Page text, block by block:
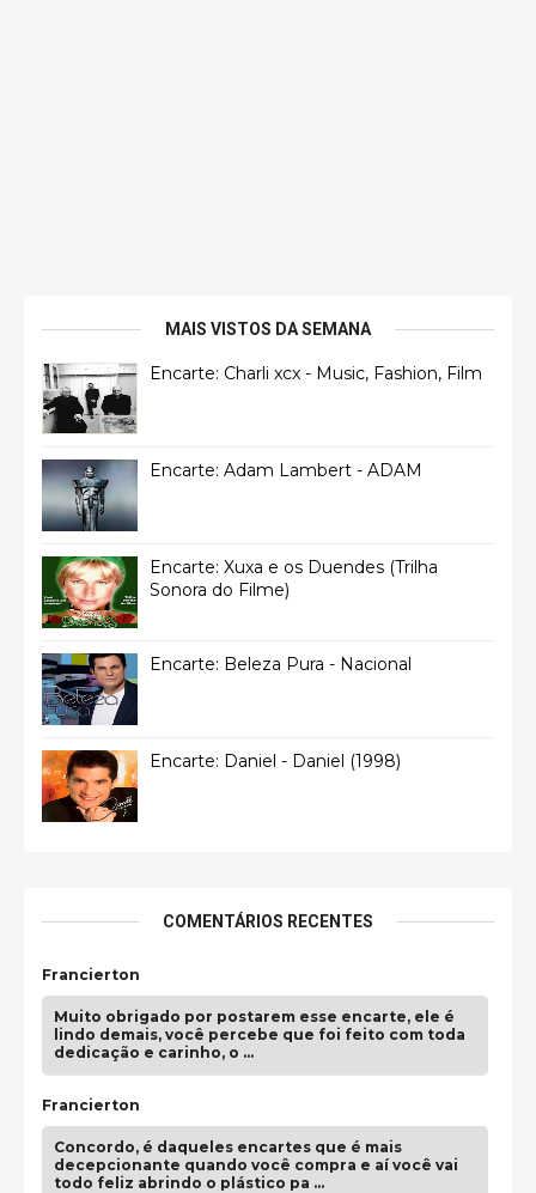
MAIS VISTOS DA SEMANA
Encarte: Charli xcx - Music, Fashion, Film
Encarte: Adam Lambert - ADAM
Encarte: Xuxa e os Duendes (Trilha
Sonora do Filme)
Encarte: Beleza Pura - Nacional
Encarte: Daniel - Daniel (1998)
COMENTÁRIOS RECENTES
Francierton
Muito obrigado por postarem esse encarte, ele é
lindo demais, você percebe que foi feito com toda
dedicação e carinho, o …
Francierton
Concordo, é daqueles encartes que é mais
decepcionante quando você compra e aí você vai
todo feliz abrindo o plástico pa …